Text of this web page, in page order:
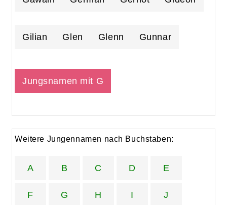
Gilian Glen Glenn Gunnar
Jungsnamen mit G
Weitere Jungennamen nach Buchstaben:
A B C D E
F G H I J